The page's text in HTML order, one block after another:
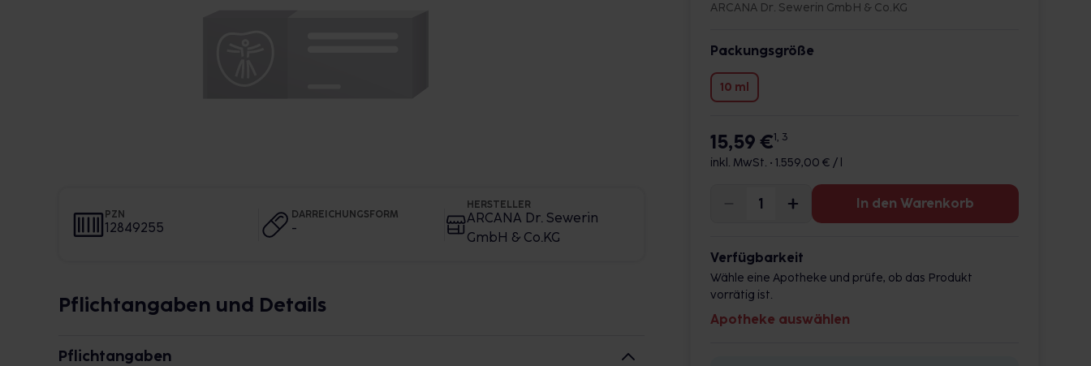
PZN
12849255
DARREICHUNGSFORM
-
HERSTELLER
ARCANA Dr. Sewerin
GmbH & Co.KG
Pflichtangaben und Details
Pflichtangaben
ARCANA Dr. Sewerin GmbH & Co.KG
Packungsgröße
10 ml
15,59 €1, 3
inkl. MwSt. • 1.559,00 € / l
In den Warenkorb
Verfügbarkeit
Wähle eine Apotheke und prüfe, ob das Produkt
vorrätig ist.
Apotheke auswählen